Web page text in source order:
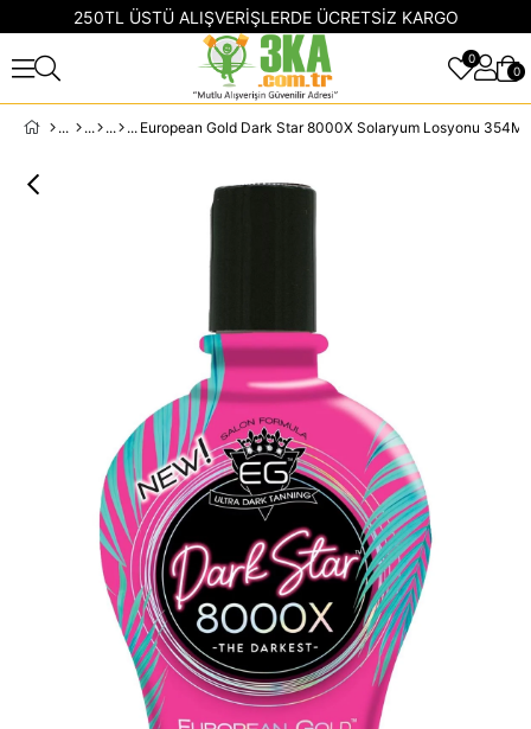
250TL ÜSTÜ ALIŞVERİŞLERDE ÜCRETSİZ KARGO
0
0
European Gold Dark Star 8000X Solaryum Losyonu 354ML